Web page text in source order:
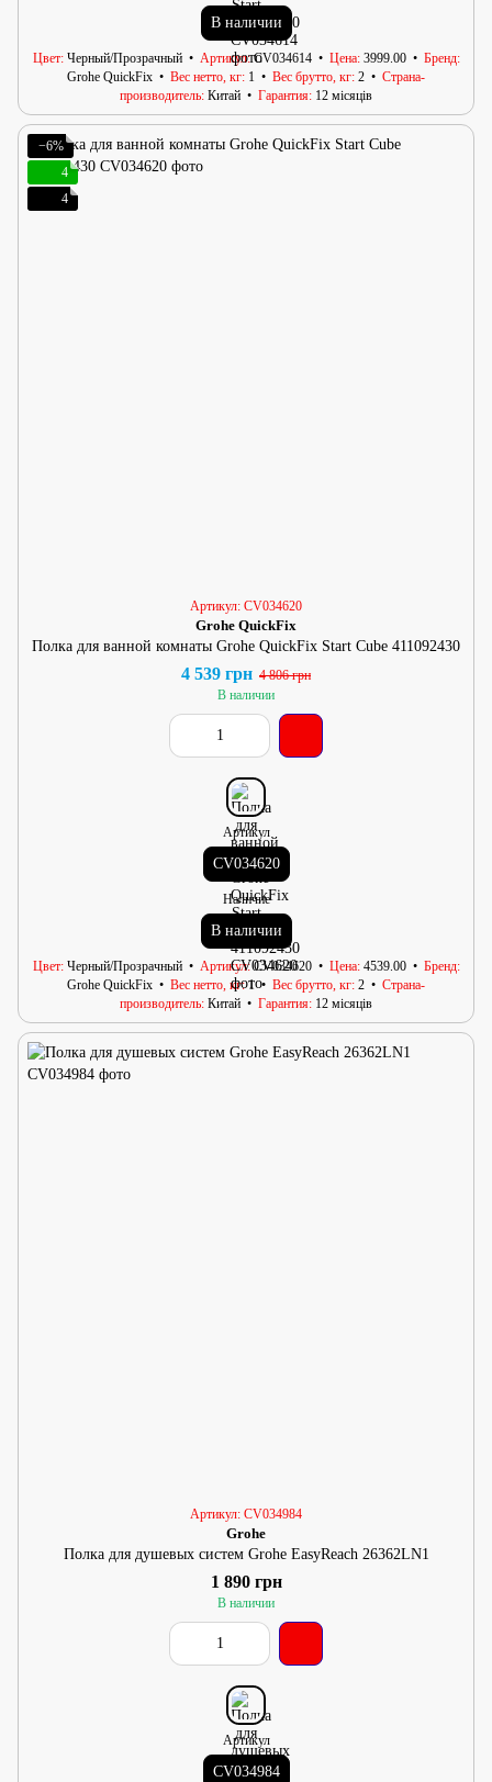
В наличии
Цвет Черный/Прозрачный Артикул CV034614 Цена 3999.00
Бренд
Grohe QuickFix
Вес нетто, кг 1 Вес брутто, кг 2
Страна-
производитель Китай Гарантия 12 місяців
−6%
4
4
Артикул: CV034620
Grohe QuickFix
Полка для ванной комнаты Grohe QuickFix Start Cube 411092430
4 539 грн 4 806 грн
В наличии
Артикул
CV034620
Наличие
В наличии
Цвет Черный/Прозрачный Артикул CV034620 Цена 4539.00
Бренд
Grohe QuickFix
Вес нетто, кг 1 Вес брутто, кг 2
Страна-
производитель Китай Гарантия 12 місяців
Артикул: CV034984
Grohe
Полка для душевых систем Grohe EasyReach 26362LN1
1 890 грн
В наличии
Артикул
CV034984